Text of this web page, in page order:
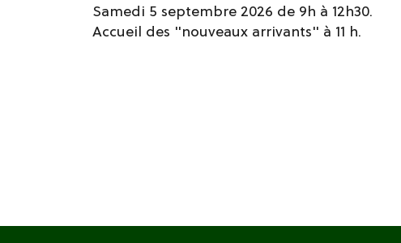
Samedi 5 septembre 2026 de 9h à 12h30.
Accueil des "nouveaux arrivants" à 11 h.